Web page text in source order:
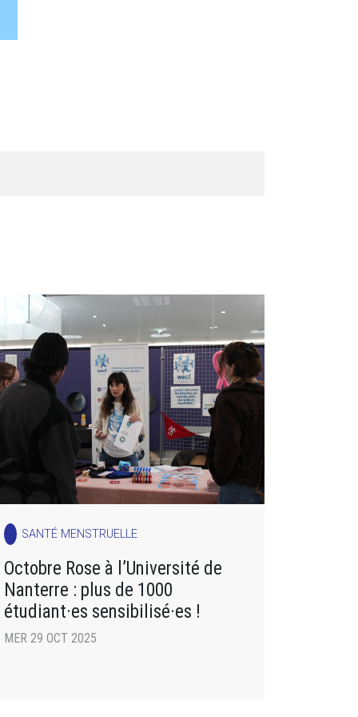
SANTÉ MENSTRUELLE
Octobre Rose à l’Université de
Nanterre : plus de 1000
étudiant·es sensibilisé·es !
MER 29 OCT 2025